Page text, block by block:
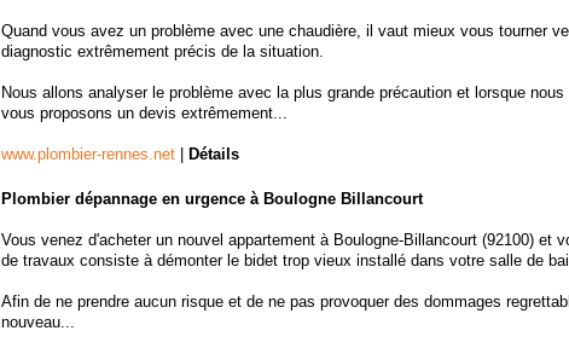
Quand vous avez un problème avec une chaudière, il vaut mieux vous tourner
diagnostic extrêmement précis de la situation.
Nous allons analyser le problème avec la plus grande précaution et lorsque
vous proposons un devis extrêmement...
www.plombier-rennes.net Détails
Plombier dépannage en urgence à Boulogne Billancourt
Vous venez d'acheter un nouvel appartement à Boulogne-Billancourt (92100) et
de travaux consiste à démonter le bidet trop vieux installé dans votre salle de
Afin de ne prendre aucun risque et de ne pas provoquer des dommages
nouveau...